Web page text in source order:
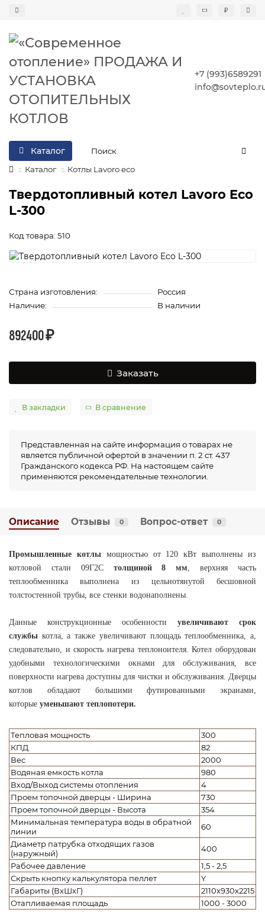
₽
+7 (993)6589291
Каталог
Каталог Котлы Lavoro eco
Твердотопливный котел Lavoro Eco
L-300
Код товара: 510
Страна изготовления:
Россия
Наличие:
В наличии
892400 ₽
Заказать
В закладки В сравнение
Представленная на сайте информация о товарах не
является публичной офертой в значении п. 2 ст. 437
Гражданского кодекса РФ. На настоящем сайте
применяются рекомендательные технологии.
Описание Отзывы 0 Вопрос-ответ 0
Промышленные котлымощностью от 120 кВт выполнены из
котловой стали 09Г2С толщиной 8 мм, верхняя часть
теплообменника выполнена из цельнотянутой бесшовной
толстостенной трубы, все стенки водонаполнены.
Данные конструкционные особенности увеличивают срок
службы котла, а также увеличивают площадь теплообменника, а,
следовательно, и скорость нагрева теплоноителя. Котел оборудован
удобными технологическими окнами для обслуживания, все
поверхности нагрева доступны для чистки и обслуживания. Дверцы
котлов обладают большими футированными экранами,
которые уменьшают теплопотери.
Тепловая мощность
300
КПД
82
Вес
2000
Водяная емкость котла
980
Вход/Выход системы отопления
4
Проем топочной дверцы - Ширина
730
Проем топочной дверцы - Высота
354
Минимальная температура воды в обратной
линии
60
Диаметр патрубка отходящих газов
(наружный)
400
Рабочее давление
1,5 - 2,5
Скрыть кнопку калькулятора пеллет
Y
Габариты (ВхШхГ)
2110x930x2215
Отапливаемая площадь
1000 - 3000